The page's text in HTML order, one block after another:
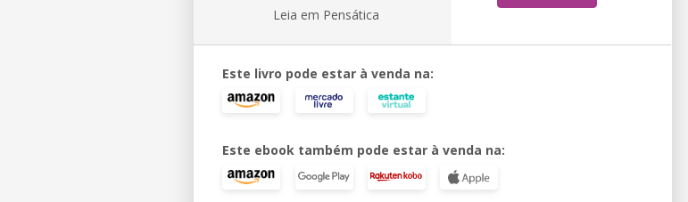
Leia em Pensática
Este livro pode estar à venda na:
Este ebook também pode estar à venda na: